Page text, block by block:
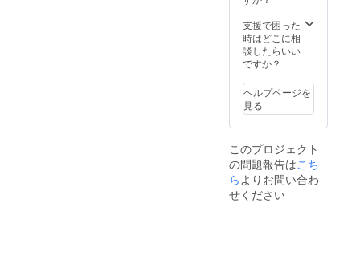
を予め
ご了承
くださ
い。」
を予め
ご了承
くださ
い。」
か月間
です。
※ご利用
時間は
間6:00-
21:00の
間とな
りま
通常、
6ヶ月間
の期間
利用料
（48,00
支援で困った
時はどこに相
談したらいい
ですか？
ヘルプページを
見る
このプロジェクト
の問題報告はこち
らよりお問い合わ
せください